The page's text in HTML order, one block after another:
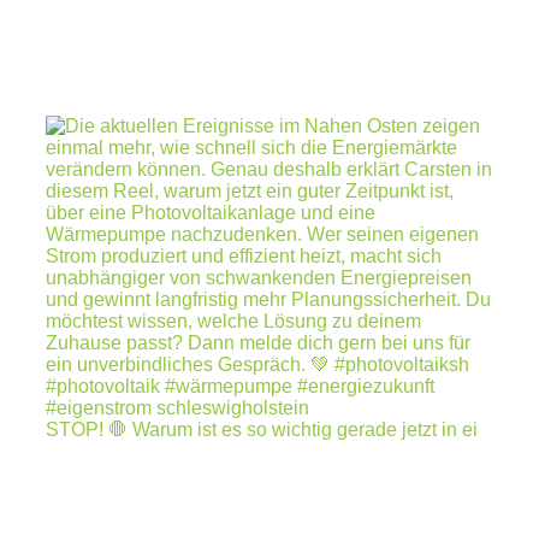
STOP! 🛑 Warum ist es so wichtig gerade jetzt in ei